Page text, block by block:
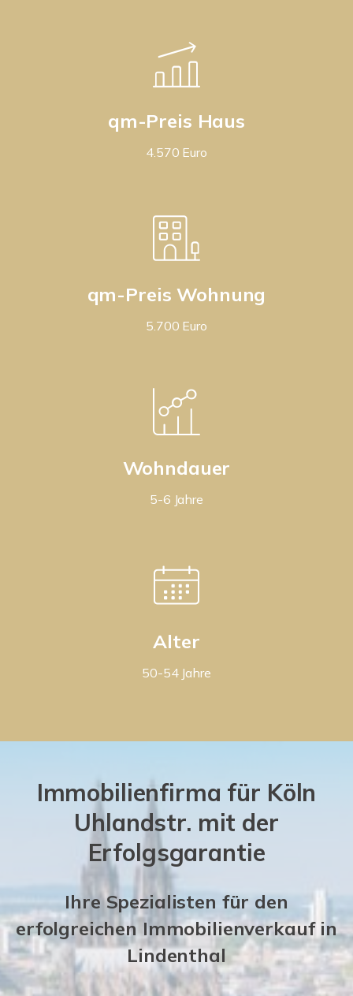
qm-Preis Haus
4.570 Euro
qm-Preis Wohnung
5.700 Euro
Wohndauer
5-6 Jahre
Alter
50-54 Jahre
Immobilienfirma für Köln
Uhlandstr. mit der
Erfolgsgarantie
Ihre Spezialisten für den
erfolgreichen Immobilienverkauf in
Lindenthal